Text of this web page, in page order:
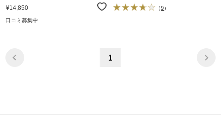
¥14,850
口コミ募集中
（9）
1